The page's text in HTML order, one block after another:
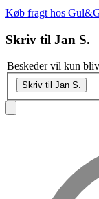
Køb fragt hos
Skriv til Jan S.
Beskeder vil kun
Skriv til Jan S.